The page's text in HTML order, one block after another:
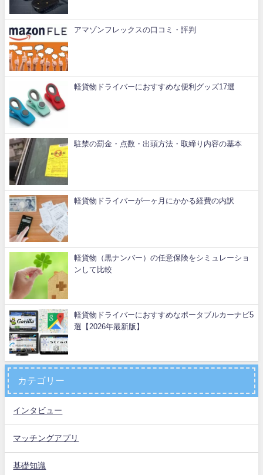
アマゾンフレックスの口コミ・評判
軽貨物ドライバーにおすすめな便利グッズ17選
駐禁の罰金・点数・出頭方法・取締り内容の基本
軽貨物ドライバーが一ヶ月にかかる経費の内訳
軽貨物（黒ナンバー）の任意保険をシミュレーショ
ンして比較
軽貨物ドライバーにおすすめなポータブルカーナビ5
選【2026年最新版】
カテゴリー
インタビュー
マッチングアプリ
基礎知識